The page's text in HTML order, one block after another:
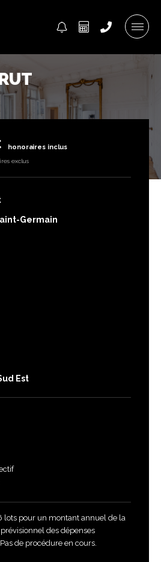
honoraires inclus
exclus
Germain
Est
lots pour un montant annuel de la
des dépenses
de procédure en cours.